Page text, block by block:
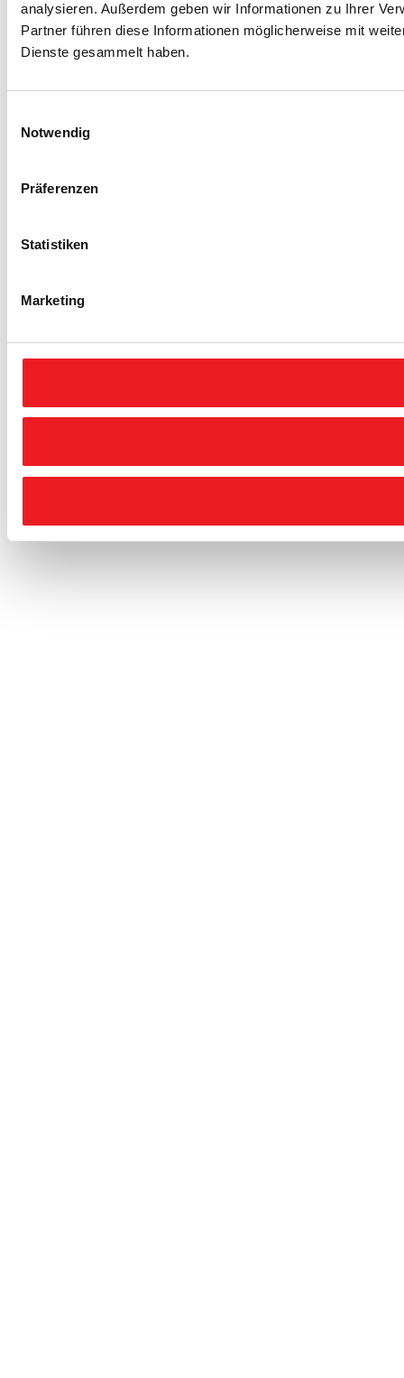
analysieren. Außerdem geben wir Informationen zu Ihrer
Partner führen diese Informationen möglicherweise mit
Dienste gesammelt haben.
Notwendig
Präferenzen
Statistiken
Marketing